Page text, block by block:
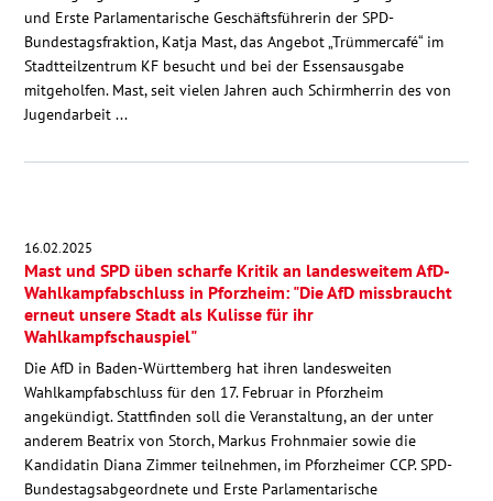
und Erste Parlamentarische Geschäftsführerin der SPD-
Bundestagsfraktion, Katja Mast, das Angebot „Trümmercafé“ im
Stadtteilzentrum KF besucht und bei der Essensausgabe
mitgeholfen. Mast, seit vielen Jahren auch Schirmherrin des von
Jugendarbeit ...
16.02.2025
Mast und SPD üben scharfe Kritik an landesweitem AfD-
Wahlkampfabschluss in Pforzheim: "Die AfD missbraucht
erneut unsere Stadt als Kulisse für ihr
Wahlkampfschauspiel"
Die AfD in Baden-Württemberg hat ihren landesweiten
Wahlkampfabschluss für den 17. Februar in Pforzheim
angekündigt. Stattfinden soll die Veranstaltung, an der unter
anderem Beatrix von Storch, Markus Frohnmaier sowie die
Kandidatin Diana Zimmer teilnehmen, im Pforzheimer CCP. SPD-
Bundestagsabgeordnete und Erste Parlamentarische